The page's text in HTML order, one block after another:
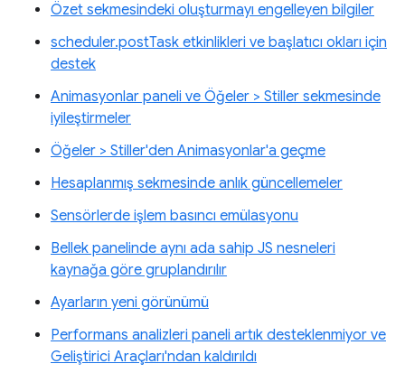
Özet sekmesindeki oluşturmayı engelleyen bilgiler
scheduler.postTask etkinlikleri ve başlatıcı okları için
destek
Animasyonlar paneli ve Öğeler > Stiller sekmesinde
iyileştirmeler
Öğeler > Stiller'den Animasyonlar'a geçme
Hesaplanmış sekmesinde anlık güncellemeler
Sensörlerde işlem basıncı emülasyonu
Bellek panelinde aynı ada sahip JS nesneleri
kaynağa göre gruplandırılır
Ayarların yeni görünümü
Performans analizleri paneli artık desteklenmiyor ve
Geliştirici Araçları'ndan kaldırıldı